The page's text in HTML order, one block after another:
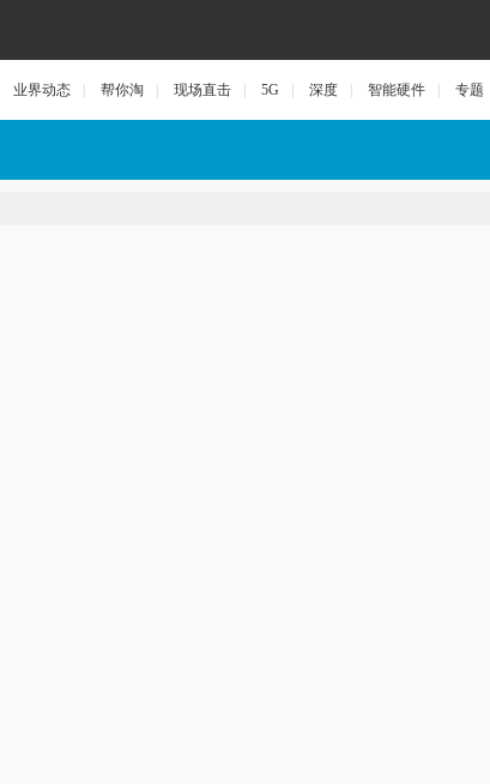
业界动态 帮你淘 现场直击 5G 深度 智能硬件 专题